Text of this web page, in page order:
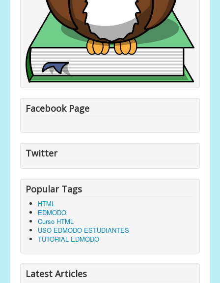
Facebook Page
Twitter
Popular Tags
HTML
EDMODO
Curso HTML
USO EDMODO ESTUDIANTES
TUTORIAL EDMODO
Latest Articles